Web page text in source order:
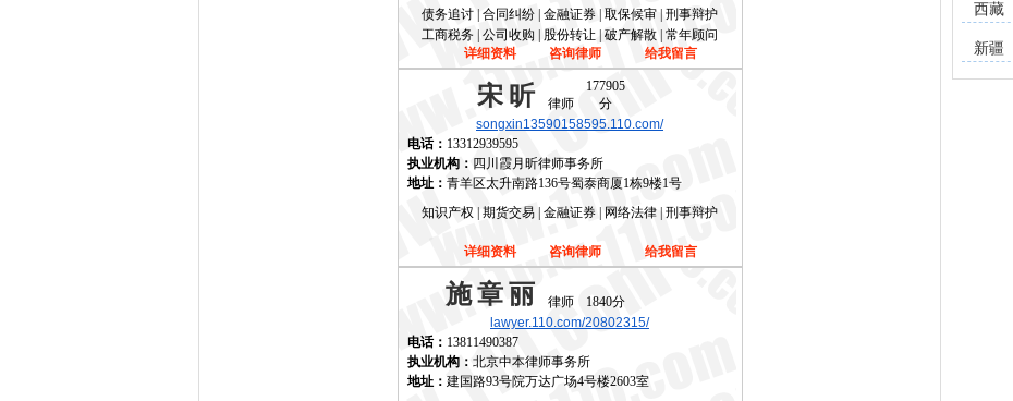
债务追讨 | 合同纠纷 | 金融证券 | 取保候审 | 刑事辩护
工商税务 | 公司收购 | 股份转让 | 破产解散 | 常年顾问
详细资料
咨询律师 给我留言
宋昕 律师
177905
分
songxin13590158595.110.com/
电话： 13312939595
执业机构： 四川霞月昕律师事务所
地址： 青羊区太升南路136号蜀泰商厦1栋9楼1号
知识产权 | 期货交易 | 金融证券 | 网络法律 | 刑事辩护
详细资料 咨询律师 给我留言
施章丽 律师
1840分
lawyer.110.com/20802315/
电话： 13811490387
执业机构： 北京中本律师事务所
地址： 建国路93号院万达广场4号楼2603室
西藏
新疆